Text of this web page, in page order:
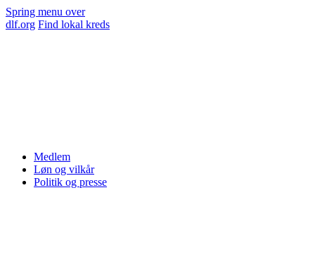
Spring menu over
dlf.org Find lokal kreds
Medlem
Løn og vilkår
Politik og presse